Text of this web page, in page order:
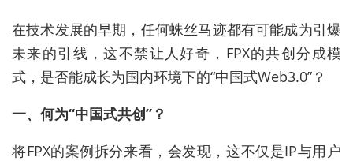
在技术发展的早期，任何蛛丝马迹都有可能成为引爆
未来的引线，这不禁让人好奇，FPX的共创分成模
式，是否能成长为国内环境下的“中国式Web3.0”？
一、何为“中国式共创”？
将FPX的案例拆分来看，会发现，这不仅是IP与用户